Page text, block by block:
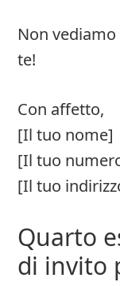
Non
te!
Con affetto,
[Il tuo nome]
[Il tuo
[Il tuo
Quarto
di invito